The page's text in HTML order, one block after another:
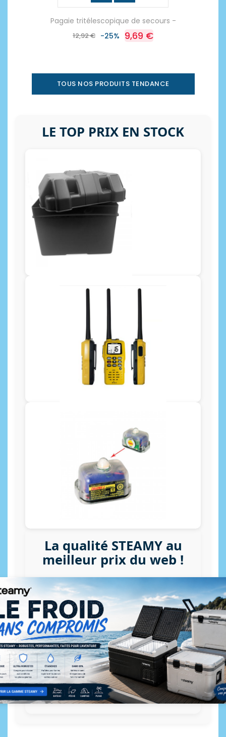
Pagaie tritélescopique de secours -
12,92 € -25% 9,69 €
TOUS NOS PRODUITS TENDANCE
LE TOP PRIX EN STOCK
La qualité STEAMY au
meilleur prix du web !